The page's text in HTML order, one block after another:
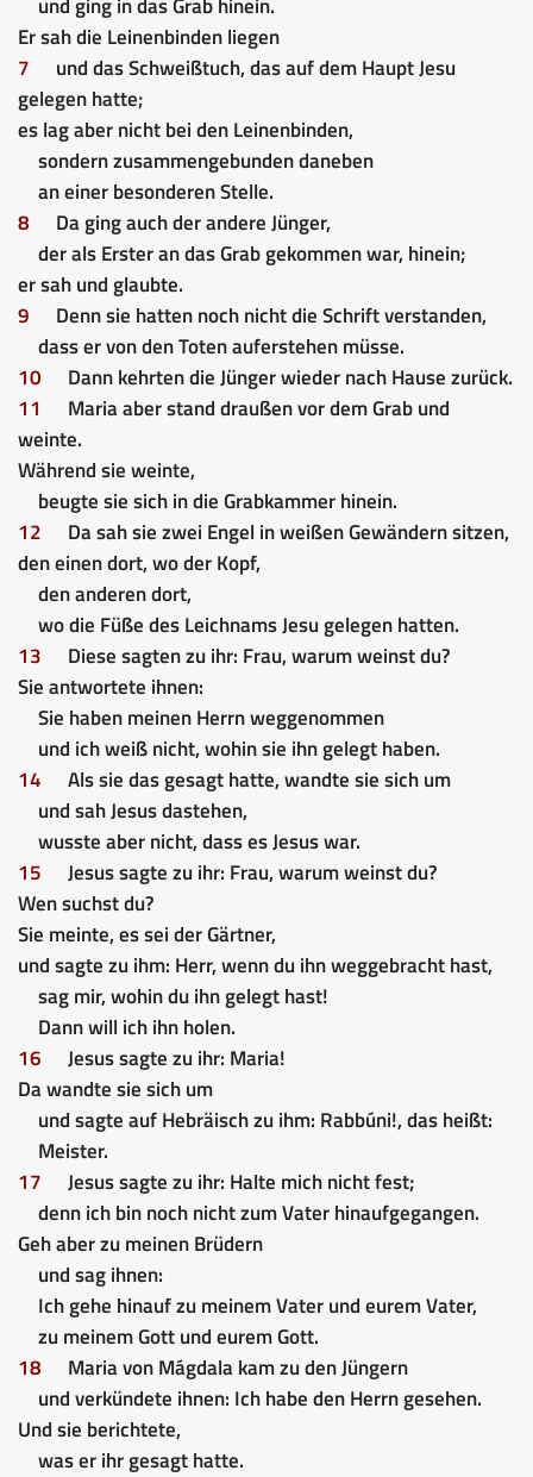
Er sah die Leinenbinden liegen
7
und das Schweißtuch, das auf dem Haupt Jesu
gelegen hatte;
es lag aber nicht bei den Leinenbinden,
sondern zusammengebunden daneben
an einer besonderen Stelle.
8
Da ging auch der andere Jünger,
der als Erster an das Grab gekommen war, hinein;
er sah und glaubte.
9
Denn sie hatten noch nicht die Schrift verstanden,
dass er von den Toten auferstehen müsse.
10
Dann kehrten die Jünger wieder nach Hause zurück.
11
Maria aber stand draußen vor dem Grab und
weinte.
Während sie weinte,
beugte sie sich in die Grabkammer hinein.
12
Da sah sie zwei Engel in weißen Gewändern sitzen,
den einen dort, wo der Kopf,
den anderen dort,
wo die Füße des Leichnams Jesu gelegen hatten.
13
Diese sagten zu ihr: Frau, warum weinst du?
Sie antwortete ihnen:
Sie haben meinen Herrn weggenommen
und ich weiß nicht, wohin sie ihn gelegt haben.
14
Als sie das gesagt hatte, wandte sie sich um
und sah Jesus dastehen,
wusste aber nicht, dass es Jesus war.
15
Jesus sagte zu ihr: Frau, warum weinst du?
Wen suchst du?
Sie meinte, es sei der Gärtner,
und sagte zu ihm: Herr, wenn du ihn weggebracht hast,
sag mir, wohin du ihn gelegt hast!
Dann will ich ihn holen.
16
Jesus sagte zu ihr: Maria!
Da wandte sie sich um
und sagte auf Hebräisch zu ihm: Rabbúni!, das heißt:
Meister.
17
Jesus sagte zu ihr: Halte mich nicht fest;
denn ich bin noch nicht zum Vater hinaufgegangen.
Geh aber zu meinen Brüdern
und sag ihnen:
Ich gehe hinauf zu meinem Vater und eurem Vater,
zu meinem Gott und eurem Gott.
18
Maria von Mágdala kam zu den Jüngern
und verkündete ihnen: Ich habe den Herrn gesehen.
Und sie berichtete,
was er ihr gesagt hatte.